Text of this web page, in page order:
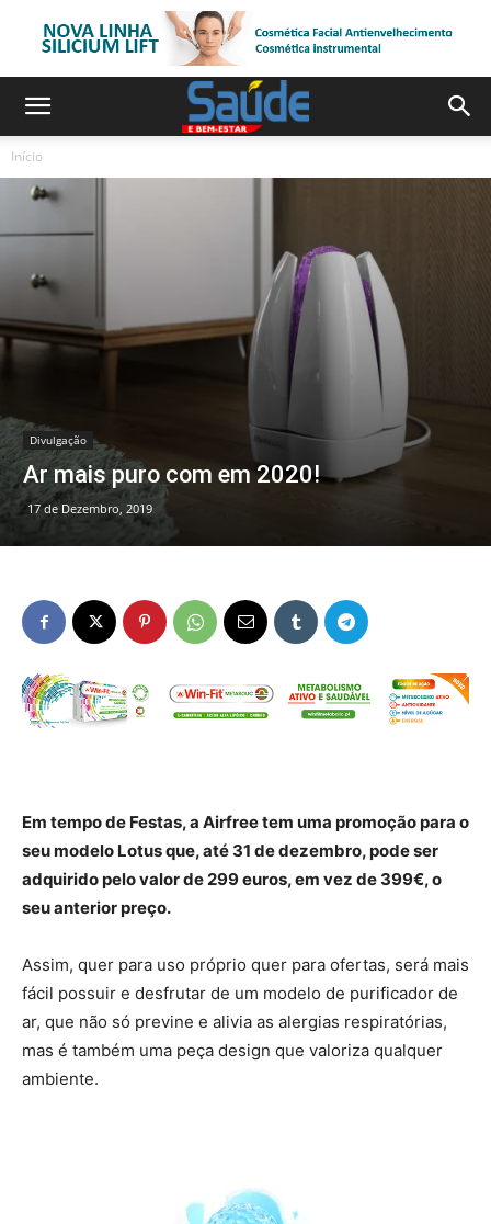
Início
Divulgação
Ar mais puro com em 2020!
17 de Dezembro, 2019
Em tempo de Festas, a Airfree tem uma promoção para o
seu modelo Lotus que, até 31 de dezembro, pode ser
adquirido pelo valor de 299 euros, em vez de 399€, o
seu anterior preço.
Assim, quer para uso próprio quer para ofertas, será mais
fácil possuir e desfrutar de um modelo de purificador de
ar, que não só previne e alivia as alergias respiratórias,
mas é também uma peça design que valoriza qualquer
ambiente.